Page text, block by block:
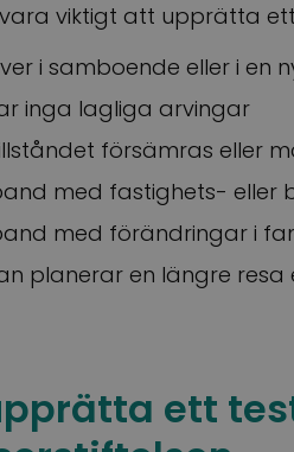
viktigt att upprätta
i samboende eller i en
inga lagliga arvingar
försämras eller
med fastighets- eller
med förändringar i
planerar en längre resa
ett